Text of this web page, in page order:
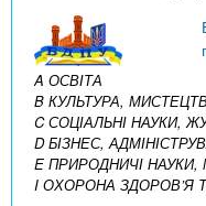
A ОСВІТА
B КУЛЬТУРА,
C СОЦІАЛЬНІ НАУКИ,
D БІЗНЕС,
E ПРИРОДНИЧІ
I ОХОРОНА ЗДОРОВ’Я